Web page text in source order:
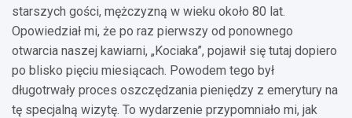
starszych gości, mężczyzną w wieku około 80 lat.
Opowiedział mi, że po raz pierwszy od ponownego
otwarcia naszej kawiarni, „Kociaka”, pojawił się tutaj dopiero
po blisko pięciu miesiącach. Powodem tego był
długotrwały proces oszczędzania pieniędzy z emerytury na
tę specjalną wizytę. To wydarzenie przypomniało mi, jak